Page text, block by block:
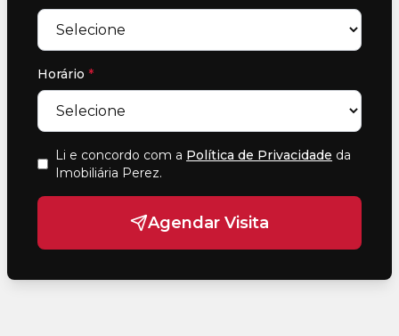
Horário *
Li e concordo com a Política de Privacidade da
Imobiliária Perez.
Agendar Visita